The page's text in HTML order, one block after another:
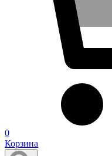
0
Корзина